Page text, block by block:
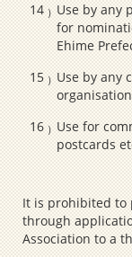
Use by any
for
Ehime
Use by any
organisation
Use for
postcards
It is prohibited to
through
Association to a